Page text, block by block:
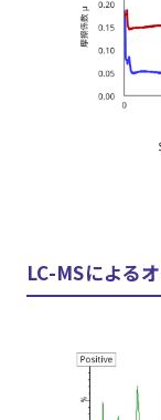
LC-MSによる